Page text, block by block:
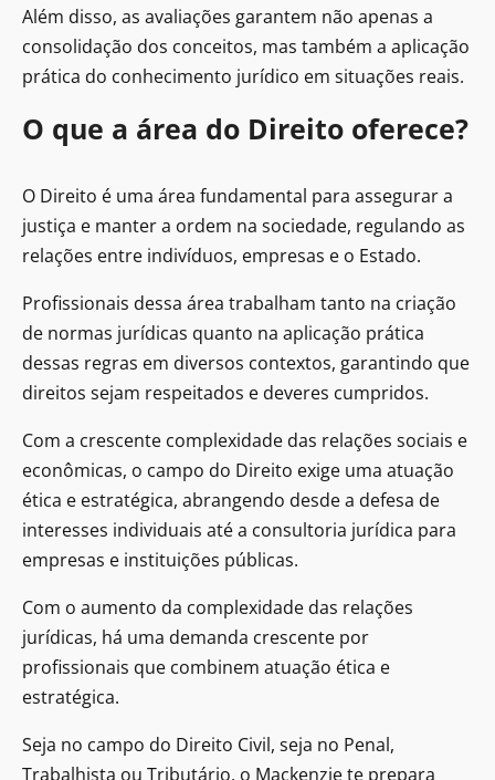
Além disso, as avaliações garantem não apenas a
consolidação dos conceitos, mas também a aplicação
prática do conhecimento jurídico em situações reais.
O que a área do Direito oferece?
O Direito é uma área fundamental para assegurar a
justiça e manter a ordem na sociedade, regulando as
relações entre indivíduos, empresas e o Estado.
Profissionais dessa área trabalham tanto na criação
de normas jurídicas quanto na aplicação prática
dessas regras em diversos contextos, garantindo que
direitos sejam respeitados e deveres cumpridos.
Com a crescente complexidade das relações sociais e
econômicas, o campo do Direito exige uma atuação
ética e estratégica, abrangendo desde a defesa de
interesses individuais até a consultoria jurídica para
empresas e instituições públicas.
Com o aumento da complexidade das relações
jurídicas, há uma demanda crescente por
profissionais que combinem atuação ética e
estratégica.
Seja no campo do Direito Civil, seja no Penal,
Trabalhista ou Tributário, o Mackenzie te prepara